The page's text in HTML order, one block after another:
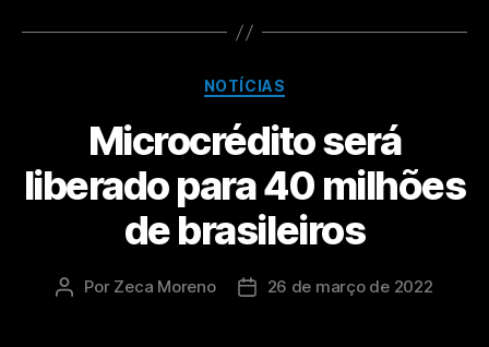
NOTÍCIAS
Microcrédito será
liberado para 40 milhões
de brasileiros
Por Zeca Moreno 26 de março de 2022